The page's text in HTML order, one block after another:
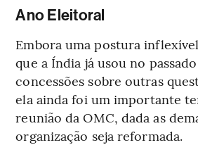
Ano Eleitoral
Embora uma postura
que a Índia já usou no
concessões sobre outras
ela ainda foi um importante
reunião da OMC, dada as
organização seja reformada.